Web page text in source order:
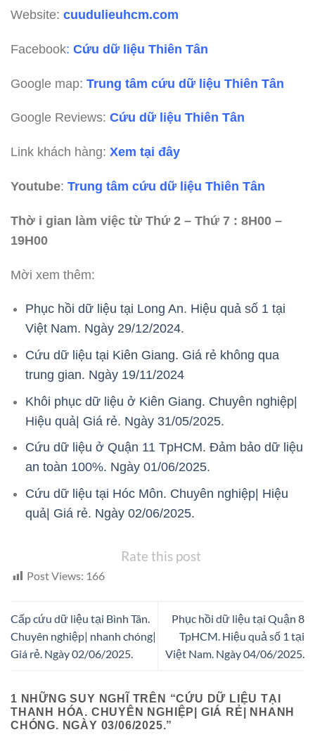
Website: cuudulieuhcm.com
Facebook: Cứu dữ liệu Thiên Tân
Google map: Trung tâm cứu dữ liệu Thiên Tân
Google Reviews: Cứu dữ liệu Thiên Tân
Link khách hàng: Xem tại đây
Youtube: Trung tâm cứu dữ liệu Thiên Tân
Thờ i gian làm việc từ Thứ 2 – Thứ 7 : 8H00 –
19H00
Mời xem thêm:
Phục hồi dữ liệu tại Long An. Hiệu quả số 1 tại
Việt Nam. Ngày 29/12/2024.
Cứu dữ liệu tại Kiên Giang. Giá rẻ không qua
trung gian. Ngày 19/11/2024
Khôi phục dữ liệu ở Kiên Giang. Chuyên nghiệp|
Hiệu quả| Giá rẻ. Ngày 31/05/2025.
Cứu dữ liệu ở Quận 11 TpHCM. Đảm bảo dữ liệu
an toàn 100%. Ngày 01/06/2025.
Cứu dữ liệu tại Hóc Môn. Chuyên nghiệp| Hiệu
quả| Giá rẻ. Ngày 02/06/2025.
Rate this post
Post Views: 166
Cấp cứu dữ liệu tại Bình Tân.
Chuyên nghiệp| nhanh chóng|
Giá rẻ. Ngày 02/06/2025.
Phục hồi dữ liệu tại Quận 8
TpHCM. Hiệu quả số 1 tại
Việt Nam. Ngày 04/06/2025.
1 NHỮNG SUY NGHĨ TRÊN “CỨU DỮ LIỆU TẠI
THANH HÓA. CHUYÊN NGHIỆP| GIÁ RẺ| NHANH
CHÓNG. NGÀY 03/06/2025.”